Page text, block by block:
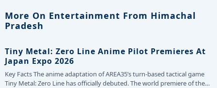
More On Entertainment From Himachal
Pradesh
Tiny Metal: Zero Line Anime Pilot Premieres At
Japan Expo 2026
Key Facts The anime adaptation of AREA35’s turn-based tactical game
Tiny Metal: Zero Line has officially debuted. The world premiere of the…